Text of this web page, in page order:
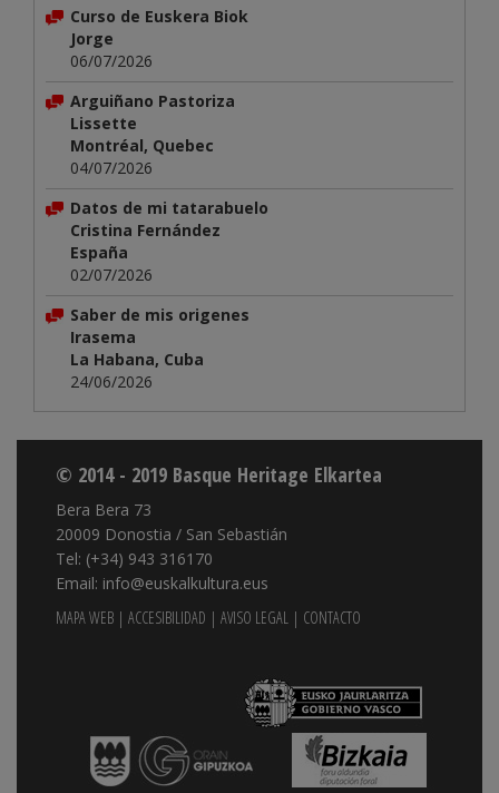
Curso de Euskera Biok
Jorge
06/07/2026
Arguiñano Pastoriza
Lissette
Montréal, Quebec
04/07/2026
Datos de mi tatarabuelo
Cristina Fernández
España
02/07/2026
Saber de mis origenes
Irasema
La Habana, Cuba
24/06/2026
© 2014 - 2019 Basque Heritage Elkartea
Bera Bera 73
20009 Donostia / San Sebastián
Tel: (+34) 943 316170
Email: info@euskalkultura.eus
MAPA WEB | ACCESIBILIDAD | AVISO LEGAL | CONTACTO